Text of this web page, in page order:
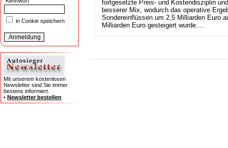
in Cookie speichern
Mit unserem kostenlosen
Newsletter sind Sie immer
bestens informiert.
• Newsletter bestellen
fortgesetzte Preis- und Kostendisziplin
besserer Mix, wodurch das operative
Sondereinflüssen um 2,5 Milliarden Euro
Milliarden Euro gesteigert wurde....